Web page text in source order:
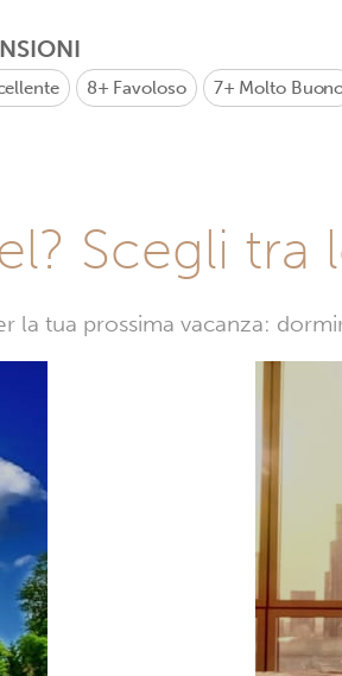
8+ Favoloso 7+ Molto
Scegli tra
la tua prossima vacanza: